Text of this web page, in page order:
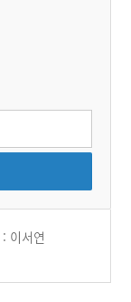
: 이서연